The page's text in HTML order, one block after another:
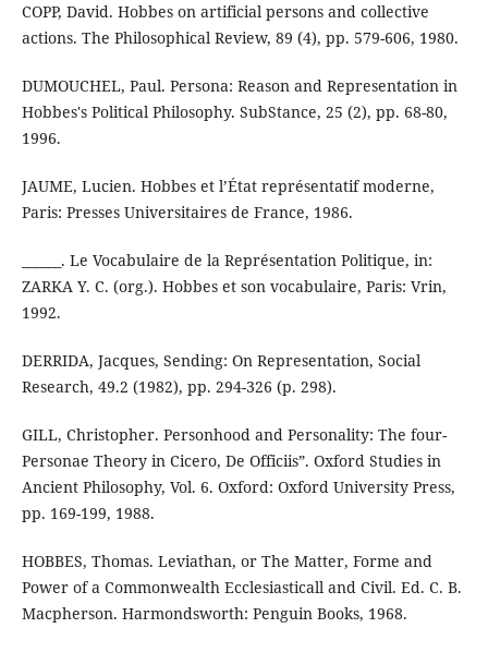
COPP, David. Hobbes on artificial persons and collective
actions. The Philosophical Review, 89 (4), pp. 579-606, 1980.
DUMOUCHEL, Paul. Persona: Reason and Representation in
Hobbes's Political Philosophy. SubStance, 25 (2), pp. 68-80,
1996.
JAUME, Lucien. Hobbes et l’État représentatif moderne,
Paris: Presses Universitaires de France, 1986.
______. Le Vocabulaire de la Représentation Politique, in:
ZARKA Y. C. (org.). Hobbes et son vocabulaire, Paris: Vrin,
1992.
DERRIDA, Jacques, Sending: On Representation, Social
Research, 49.2 (1982), pp. 294-326 (p. 298).
GILL, Christopher. Personhood and Personality: The four-
Personae Theory in Cicero, De Officiis”. Oxford Studies in
Ancient Philosophy, Vol. 6. Oxford: Oxford University Press,
pp. 169-199, 1988.
HOBBES, Thomas. Leviathan, or The Matter, Forme and
Power of a Commonwealth Ecclesiasticall and Civil. Ed. C. B.
Macpherson. Harmondsworth: Penguin Books, 1968.